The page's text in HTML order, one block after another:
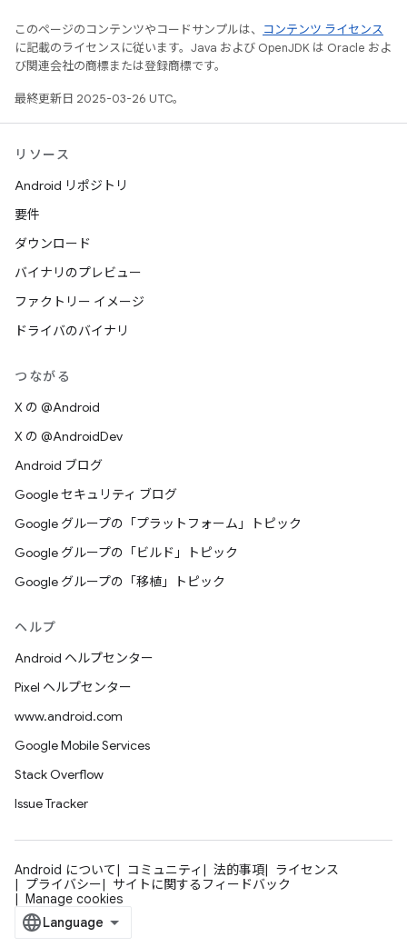
このページのコンテンツやコードサンプルは、
コンテンツ ライセンス
に記載のライセンスに従います。Java および OpenJDK は Oracle およ
び関連会社の商標または登録商標です。
最終更新日 2025-03-26 UTC。
リソース
Android リポジトリ
要件
ダウンロード
バイナリのプレビュー
ファクトリー イメージ
ドライバのバイナリ
つながる
X の @Android
X の @AndroidDev
Android ブログ
Google セキュリティ ブログ
Google グループの「プラットフォーム」トピック
Google グループの「ビルド」トピック
Google グループの「移植」トピック
ヘルプ
Android ヘルプセンター
Pixel ヘルプセンター
www.android.com
Google Mobile Services
Stack Overflow
Issue Tracker
Android について コミュニティ 法的事項
ライセンス
プライバシー
サイトに関するフィードバック
Manage cookies